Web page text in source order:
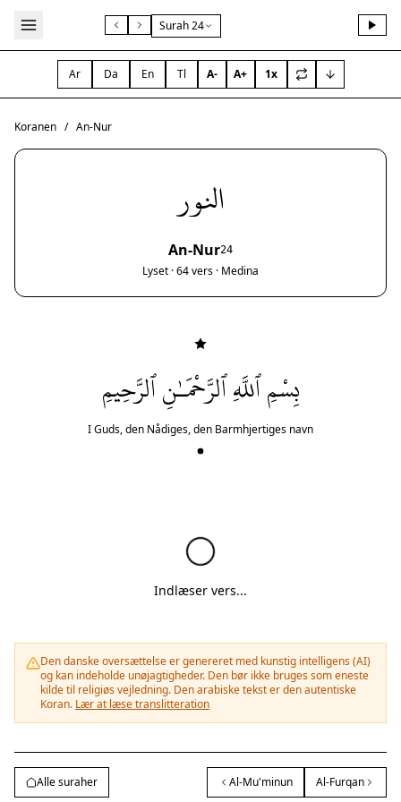
Surah 24
Ar Da En Tl A- A+ 1x
Koranen / An-Nur
النور
An-Nur24
Lyset · 64 vers · Medina
بِسْمِ ٱللَّهِ ٱلرَّحْمَـٰنِ ٱلرَّحِيمِ
I Guds, den Nådiges, den Barmhjertiges navn
Indlæser vers...
Den danske oversættelse er genereret med kunstig intelligens (AI)
og kan indeholde unøjagtigheder. Den bør ikke bruges som eneste
kilde til religiøs vejledning. Den arabiske tekst er den autentiske
Koran. Lær at læse translitteration
Alle suraher Al-Mu'minun Al-Furqan